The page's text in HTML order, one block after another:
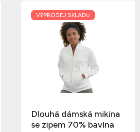
VÝPRODEJ SKLADU
Dlouhá dámská mikina
se zipem 70% bavlna